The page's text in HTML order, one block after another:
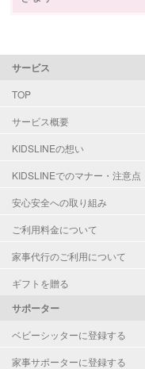
資格
対応可能/特徴
病児対応
レッスン
サービス
TOP
サービス概要
KIDSLINEの想い
KIDSLINEでのマナー・注意点
安心安全への取り組み
ご利用料金について
家事代行のご利用について
ギフトを贈る
サポーター
ベビーシッターに登録する
家事サポーターに登録する